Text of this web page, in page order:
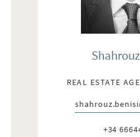
REAL ESTATE
E-post:
Telefon:
+34